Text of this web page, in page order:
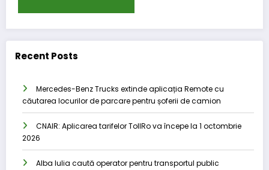
Recent Posts
Mercedes-Benz Trucks extinde aplicația Remote cu
căutarea locurilor de parcare pentru șoferii de camion
CNAIR: Aplicarea tarifelor TollRo va începe la 1 octombrie
2026
Alba Iulia caută operator pentru transportul public